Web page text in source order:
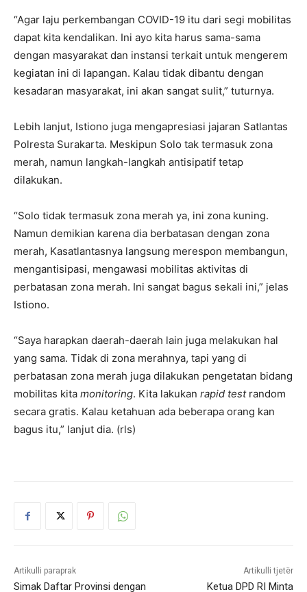
“Agar laju perkembangan COVID-19 itu dari segi mobilitas
dapat kita kendalikan. Ini ayo kita harus sama-sama
dengan masyarakat dan instansi terkait untuk mengerem
kegiatan ini di lapangan. Kalau tidak dibantu dengan
kesadaran masyarakat, ini akan sangat sulit,” tuturnya.
Lebih lanjut, Istiono juga mengapresiasi jajaran Satlantas
Polresta Surakarta. Meskipun Solo tak termasuk zona
merah, namun langkah-langkah antisipatif tetap
dilakukan.
“Solo tidak termasuk zona merah ya, ini zona kuning.
Namun demikian karena dia berbatasan dengan zona
merah, Kasatlantasnya langsung merespon membangun,
mengantisipasi, mengawasi mobilitas aktivitas di
perbatasan zona merah. Ini sangat bagus sekali ini,” jelas
Istiono.
“Saya harapkan daerah-daerah lain juga melakukan hal
yang sama. Tidak di zona merahnya, tapi yang di
perbatasan zona merah juga dilakukan pengetatan bidang
mobilitas kita monitoring. Kita lakukan rapid testrandom
secara gratis. Kalau ketahuan ada beberapa orang kan
bagus itu,” lanjut dia. (rls)
Artikulli paraprak
Simak Daftar Provinsi dengan
Artikulli tjetër
Ketua DPD RI Minta